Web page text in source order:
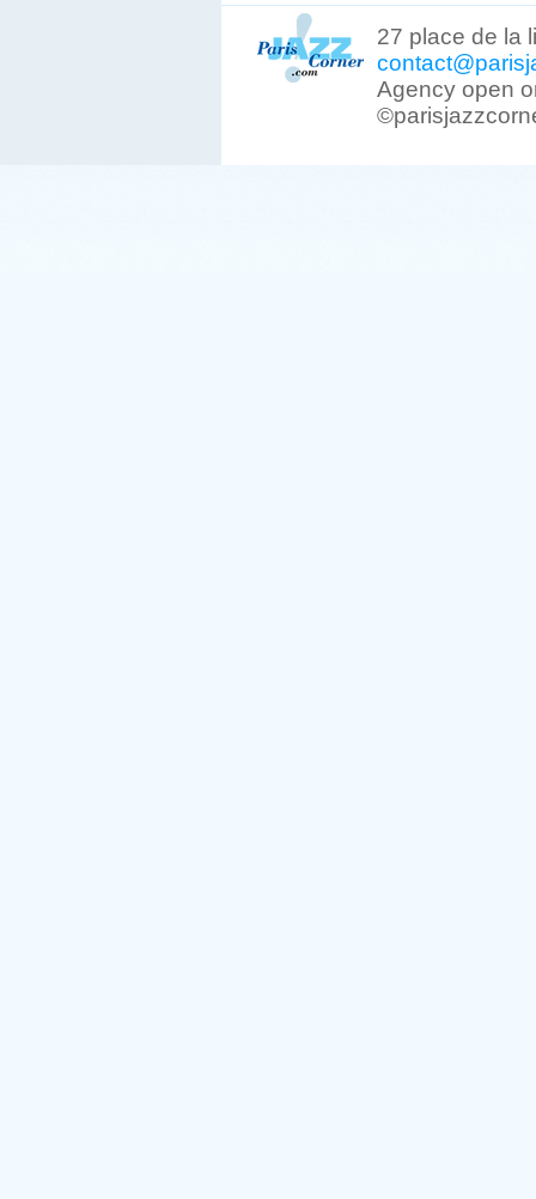
27 place de la
Agency open